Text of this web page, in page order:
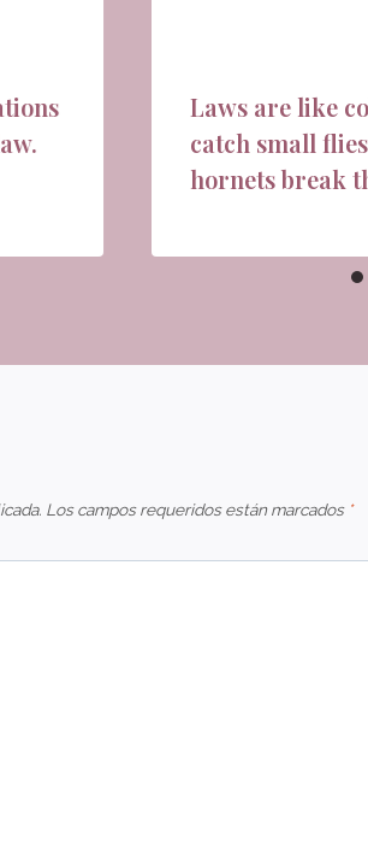
Laws are like
catch small
hornets break
Los campos requeridos están marcados *